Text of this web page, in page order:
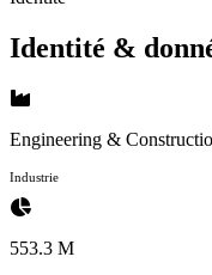
Identité &
Engineering &
Industrie
553.3 M